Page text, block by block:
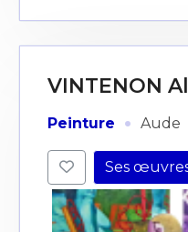
VINTENON
Peinture · Aude
Ses